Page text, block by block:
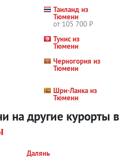
Таиланд из
Тюмени
от 105 700 Р
Тунис из
Тюмени
Черногория из
Тюмени
Шри-Ланка из
Тюмени
на другие курорты в
Далянь